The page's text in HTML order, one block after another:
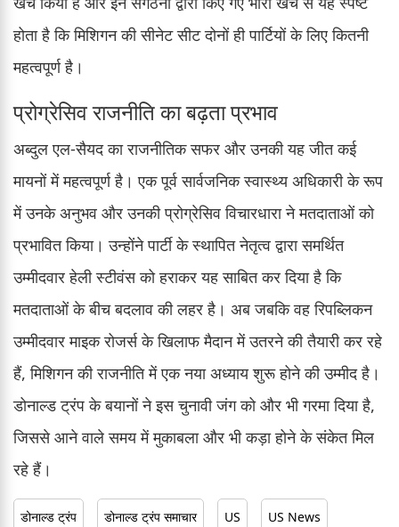
होता है कि मिशिगन की सीनेट सीट दोनों ही पार्टियों के लिए कितनी
महत्वपूर्ण है।
प्रोग्रेसिव राजनीति का बढ़ता प्रभाव
अब्दुल एल-सैयद का राजनीतिक सफर और उनकी यह जीत कई
मायनों में महत्वपूर्ण है। एक पूर्व सार्वजनिक स्वास्थ्य अधिकारी के रूप
में उनके अनुभव और उनकी प्रोग्रेसिव विचारधारा ने मतदाताओं को
प्रभावित किया। उन्होंने पार्टी के स्थापित नेतृत्व द्वारा समर्थित
उम्मीदवार हेली स्टीवंस को हराकर यह साबित कर दिया है कि
मतदाताओं के बीच बदलाव की लहर है। अब जबकि वह रिपब्लिकन
उम्मीदवार माइक रोजर्स के खिलाफ मैदान में उतरने की तैयारी कर रहे
हैं, मिशिगन की राजनीति में एक नया अध्याय शुरू होने की उम्मीद है।
डोनाल्ड ट्रंप के बयानों ने इस चुनावी जंग को और भी गरमा दिया है,
जिससे आने वाले समय में मुकाबला और भी कड़ा होने के संकेत मिल
रहे हैं।
डोनाल्ड ट्रंप डोनाल्ड ट्रंप समाचार US US News